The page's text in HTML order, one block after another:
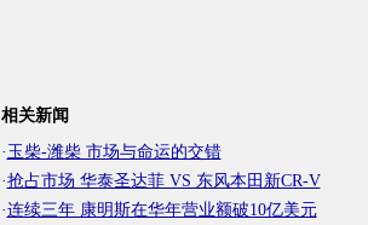
相关新闻
· 玉柴-潍柴 市场与命运的交错
·抢占市场 华泰圣达菲 VS 东风本田新CR-V
·连续三年 康明斯在华年营业额破10亿美元